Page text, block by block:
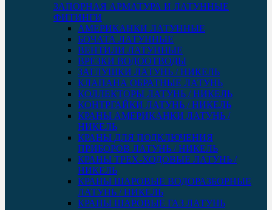
ЗАПОРНАЯ АРМАТУРА И ЛАТУННЫЕ
ФИТИНГИ
АМЕРИКАНКИ ЛАТУННЫЕ
БОЧАТА ЛАТУННЫЕ
ВЕНТИЛИ ЛАТУННЫЕ
ВРЕЗКИ ВОДООТВОДЫ
ЗАГЛУШКИ ЛАТУНЬ / НИКЕЛЬ
КЛАПАНА ОБРАТНЫЕ ЛАТУНЬ
КОЛЛЕКТОРЫ ЛАТУНЬ / НИКЕЛЬ
КОНТРГАЙКИ ЛАТУНЬ / НИКЕЛЬ
КРАНЫ АМЕРИКАНКИ ЛАТУНЬ /
НИКЕЛЬ
КРАНЫ ДЛЯ ПОДКЛЮЧЕНИЯ
ПРИБОРОВ ЛАТУНЬ / НИКЕЛЬ
КРАНЫ ТРЕХ-ХОДОВЫЕ ЛАТУНЬ /
НИКЕЛЬ
КРАНЫ ШАРОВЫЕ ВОДОРАЗБОРНЫЕ
ЛАТУНЬ / НИКЕЛЬ
КРАНЫ ШАРОВЫЕ ГАЗ ЛАТУНЬ